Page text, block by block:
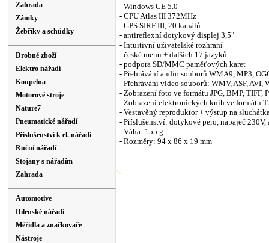
Zahrada
Zámky
Žebříky a schůdky
Drobné zboží
Elektro nářadí
Koupelna
Motorové stroje
Nature7
Pneumatické nářadí
Příslušenství k el. nářadí
Ruční nářadí
Stojany s nářadím
Zahrada
Automotive
Dílenské nářadí
Měřidla a značkovače
Nástroje
- Windows CE 5.0
- CPU Atlas III 372MHz
- GPS SIRF III, 20 kanálů
- antireflexní dotykový displej 3,5"
- Intuitivní uživatelské rozhraní
- české menu + dalších 17 jazyků
- podpora SD/MMC paměťových karet
- Přehrávání audio souborů WMA9, MP3,
- Přehrávání video souborů: WMV, ASF,
- Zobrazení foto ve formátu JPG, BMP, TIFF,
- Zobrazení elektronických knih ve formátu
- Vestavěný reproduktor + výstup na
- Příslušenství: dotykové pero, napaječ
- Váha: 155 g
- Rozměry: 94 x 86 x 19 mm